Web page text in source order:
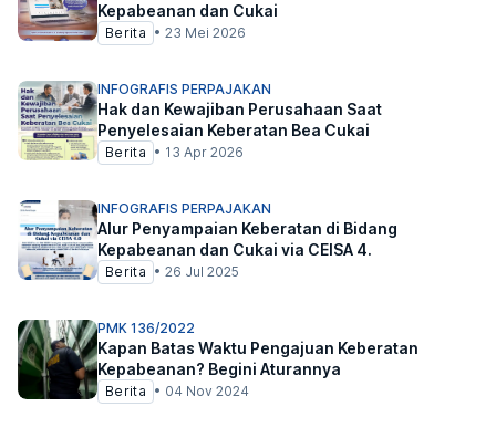
Kepabeanan dan Cukai
Berita • 23 Mei 2026
INFOGRAFIS PERPAJAKAN
Hak dan Kewajiban Perusahaan Saat
Penyelesaian Keberatan Bea Cukai
Berita • 13 Apr 2026
INFOGRAFIS PERPAJAKAN
Alur Penyampaian Keberatan di Bidang
Kepabeanan dan Cukai via CEISA 4.
Berita • 26 Jul 2025
PMK 136/2022
Kapan Batas Waktu Pengajuan Keberatan
Kepabeanan? Begini Aturannya
Berita • 04 Nov 2024